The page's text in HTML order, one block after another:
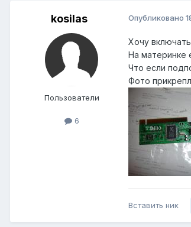
kosilas
Пользователи
6
Опубликовано
Хочу
На материнке
Что если
Фото
Вставить ник